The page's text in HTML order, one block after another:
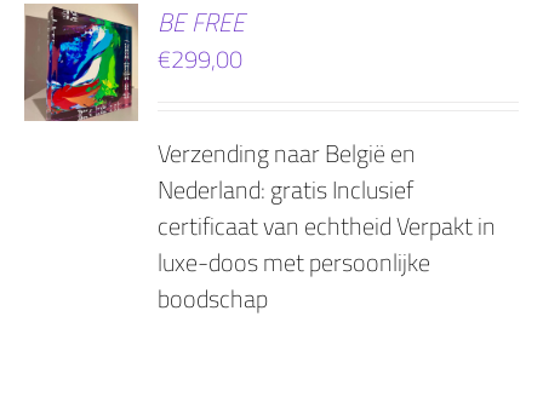
BE FREE
€299,00
Verzending naar België en
Nederland: gratis Inclusief
certificaat van echtheid Verpakt in
luxe-doos met persoonlijke
boodschap